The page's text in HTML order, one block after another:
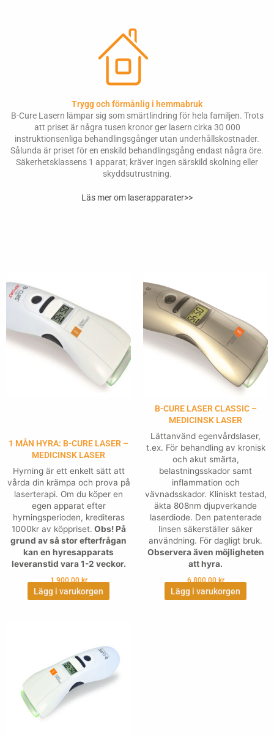
Trygg och förmånlig i hemmabruk
B-Cure Lasern lämpar sig som smärtlindring för hela familjen. Trots
att priset är några tusen kronor ger lasern cirka 30 000
instruktionsenliga behandlingsgånger utan underhållskostnader.
Sålunda är priset för en enskild behandlingsgång endast några öre.
Säkerhetsklassens 1 apparat; kräver ingen särskild skolning eller
skyddsutrustning.
Läs mer om laserapparater>>
1 MÅN HYRA: B-CURE LASER –
MEDICINSK LASER
Hyrning är ett enkelt sätt att
vårda din krämpa och prova på
laserterapi. Om du köper en
egen apparat efter
hyrningsperioden, krediteras
1000kr av köppriset. Obs! På
grund av så stor efterfrågan
kan en hyresapparats
leveranstid vara 1-2 veckor.
1,900.00 kr
Lägg i varukorgen
B-CURE LASER CLASSIC –
MEDICINSK LASER
Lättanvänd egenvårdslaser,
t.ex. För behandling av kronisk
och akut smärta,
belastningsskador samt
inflammation och
vävnadsskador. Kliniskt testad,
äkta 808nm djupverkande
laserdiode. Den patenterade
linsen säkerställer säker
användning. För dagligt bruk.
Observera även möjligheten
att hyra.
6,800.00 kr
Lägg i varukorgen